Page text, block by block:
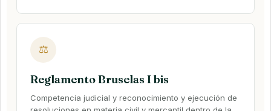
⚖
Reglamento Bruselas I bis
Competencia judicial y reconocimiento y ejecución de